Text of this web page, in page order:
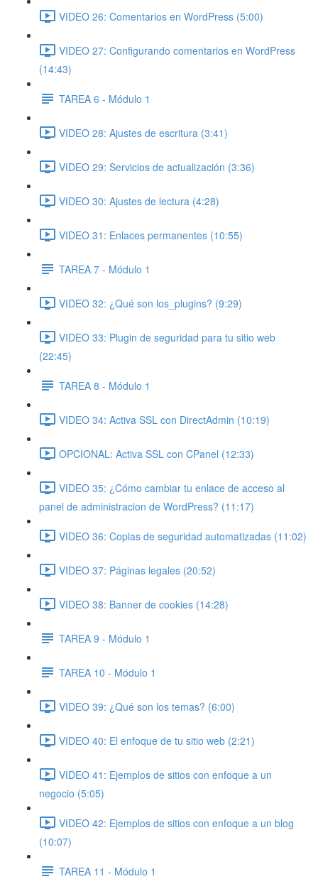
VIDEO 26: Comentarios en WordPress (5:00)
VIDEO 27: Configurando comentarios en WordPress
(14:43)
TAREA 6 - Módulo 1
VIDEO 28: Ajustes de escritura (3:41)
VIDEO 29: Servicios de actualización (3:36)
VIDEO 30: Ajustes de lectura (4:28)
VIDEO 31: Enlaces permanentes (10:55)
TAREA 7 - Módulo 1
VIDEO 32: ¿Qué son los_plugins? (9:29)
VIDEO 33: Plugin de seguridad para tu sitio web
(22:45)
TAREA 8 - Módulo 1
VIDEO 34: Activa SSL con DirectAdmin (10:19)
OPCIONAL: Activa SSL con CPanel (12:33)
VIDEO 35: ¿Cómo cambiar tu enlace de acceso al
panel de administracion de WordPress? (11:17)
VIDEO 36: Copias de seguridad automatizadas (11:02)
VIDEO 37: Páginas legales (20:52)
VIDEO 38: Banner de cookies (14:28)
TAREA 9 - Módulo 1
TAREA 10 - Módulo 1
VIDEO 39: ¿Qué son los temas? (6:00)
VIDEO 40: El enfoque de tu sitio web (2:21)
VIDEO 41: Ejemplos de sitios con enfoque a un
negocio (5:05)
VIDEO 42: Ejemplos de sitios con enfoque a un blog
(10:07)
TAREA 11 - Módulo 1